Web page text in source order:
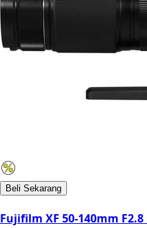
Beli Sekarang
Fujifilm XF 50-140mm F2.8